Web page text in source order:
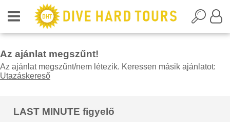
Az ajánlat megszűnt!
Az ajánlat megszűnt/nem létezik. Keressen másik ajánlatot:
Utazáskereső
LAST MINUTE figyelő